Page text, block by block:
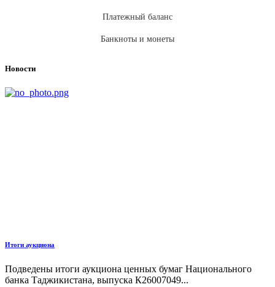
Платежный баланс
Банкноты и монеты
Новости
Итоги аукциона
Подведены итоги аукциона ценных бумаг Национального
банка Таджикистана, выпуска К26007049...